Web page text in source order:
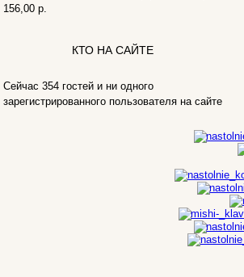
Htpc(1)
156,00 р.
КТО НА САЙТЕ
Сейчас 354 гостей и ни одного
зарегистрированного пользователя на сайте